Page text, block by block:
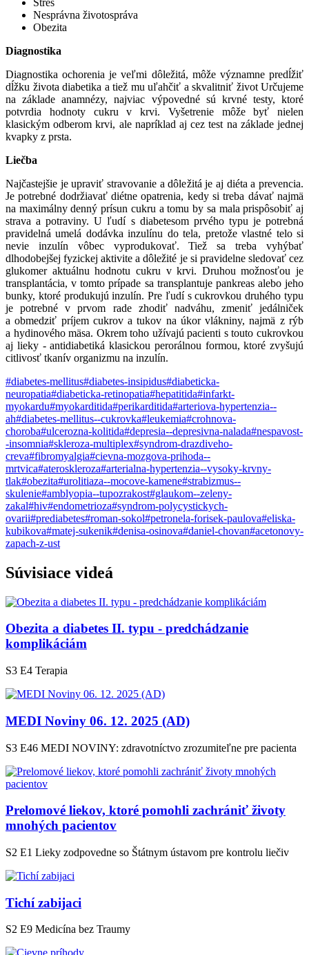
Nesprávna životospráva
Obezita
Diagnostika
Diagnostika ochorenia je veľmi dôležitá, môže významne predĺžiť
dĺžku života diabetika a tiež mu uľahčiť a skvalitniť život Určujeme
na základe anamnézy, najviac výpovedné sú krvné testy, ktoré
potvrdia hodnoty cukru v krvi. Vyšetrenie môže byť nielen
klasickým odberom krvi, ale napríklad aj cez test na základe jednej
kvapky z prsta.
Liečba
Najčastejšie je upraviť stravovanie a dôležitá je aj diéta a prevencia.
Je potrebné dodržiavať diétne opatrenia, kedy si treba dávať najmä
na maximálny denný prísun cukru a tomu by sa mala prispôsobiť aj
strava a potraviny. U ľudí s diabetesom prvého typu je potrebná
pravidelná umelá dodávka inzulínu do tela, pretože vlastné telo si
nevie inzulín vôbec vyprodukovať. Tiež sa treba vyhýbať
dlhodobejšej fyzickej aktivite a dôležité je si pravidelne sledovať cez
glukomer aktuálnu hodnotu cukru v krvi. Druhou možnosťou je
transplantácia, v tomto prípade sa transplantuje pankreas alebo jeho
bunky, ktoré produkujú inzulín. Pre ľudí s cukrovkou druhého typu
je potrebné v prvom rade zhodiť nadváhu, zmeniť jedálniček
a obmedziť príjem cukrov a tukov na úkor vlákniny, najmä z rýb
a hydinového mäsa. Okrem toho užívajú pacienti s touto cukrovkou
aj lieky - antidiabetiká klasickou perorálnou formou, ktoré zvyšujú
citlivosť tkanív organizmu na inzulín.
#diabetes-mellitus#diabetes-insipidus#diabeticka-
neuropatia#diabeticka-retinopatia#hepatitida#infarkt-
myokardu#myokarditida#perikarditida#arteriova-hypertenzia--
ah#diabetes-mellitus--cukrovka#leukemia#crohnova-
choroba#ulcerozna-kolitida#depresia--depresivna-nalada#nespavost-
-insomnia#skleroza-multiplex#syndrom-drazdiveho-
creva#fibromyalgia#cievna-mozgova-prihoda--
mrtvica#ateroskleroza#arterialna-hypertenzia--vysoky-krvny-
tlak#obezita#urolitiaza--mocove-kamene#strabizmus--
skulenie#amblyopia--tupozrakost#glaukom--zeleny-
zakal#hiv#endometrioza#syndrom-polycystickych-
ovarii#prediabetes#roman-sokol#petronela-forisek-paulova#eliska-
kubikova#matej-sukenik#denisa-osinova#daniel-chovan#acetonovy-
zapach-z-ust
Súvisiace videá
Obezita a diabetes II. typu - predchádzanie
komplikáciám
S3 E4 Terapia
MEDI Noviny 06. 12. 2025 (AD)
S3 E46 MEDI NOVINY: zdravotníctvo zrozumiteľne pre pacienta
Prelomové liekov, ktoré pomohli zachrániť životy
mnohých pacientov
S2 E1 Lieky zodpovedne so Štátnym ústavom pre kontrolu liečiv
Tichí zabijaci
S2 E9 Medicína bez Traumy